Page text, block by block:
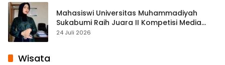
Mahasiswi Universitas Muhammadiyah
Sukabumi Raih Juara II Kompetisi Media
Pembelajaran Digital Tingkat Internasional
24 Juli 2026
Wisata